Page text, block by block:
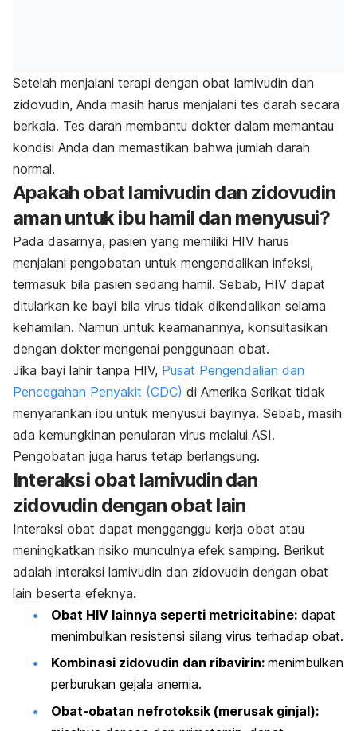
Setelah menjalani terapi dengan obat lamivudin dan
zidovudin, Anda masih harus menjalani tes darah secara
berkala. Tes darah membantu dokter dalam memantau
kondisi Anda dan memastikan bahwa jumlah darah
normal.
Apakah obat lamivudin dan zidovudin
aman untuk ibu hamil dan menyusui?
Pada dasarnya, pasien yang memiliki HIV harus
menjalani pengobatan untuk mengendalikan infeksi,
termasuk bila pasien sedang hamil. Sebab, HIV dapat
ditularkan ke bayi bila virus tidak dikendalikan selama
kehamilan. Namun untuk keamanannya, konsultasikan
dengan dokter mengenai penggunaan obat.
Jika bayi lahir tanpa HIV, Pusat Pengendalian dan
Pencegahan Penyakit (CDC) di Amerika Serikat tidak
menyarankan ibu untuk menyusui bayinya. Sebab, masih
ada kemungkinan penularan virus melalui ASI.
Pengobatan juga harus tetap berlangsung.
Interaksi obat lamivudin dan
zidovudin dengan obat lain
Interaksi obat dapat mengganggu kerja obat atau
meningkatkan risiko munculnya efek samping. Berikut
adalah interaksi lamivudin dan zidovudin dengan obat
lain beserta efeknya.
Obat HIV lainnya seperti metricitabine: dapat
menimbulkan resistensi silang virus terhadap obat.
Kombinasi zidovudin dan ribavirin: menimbulkan
perburukan gejala anemia.
Obat-obatan nefrotoksik (merusak ginjal):